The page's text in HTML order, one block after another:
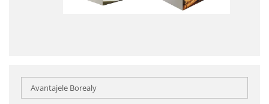
Avantajele Borealy